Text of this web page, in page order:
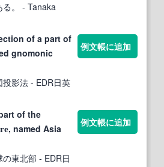
。
- Tanaka
of a part of
gnomonic
投影法 - EDR日英
例文帳に追加
of the
, named Asia
の東北部- EDR日
例文帳に追加